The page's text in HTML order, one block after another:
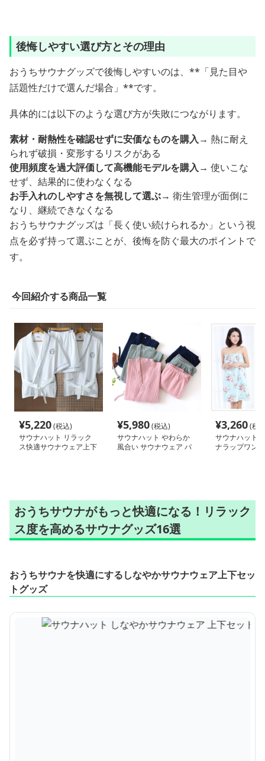
後悔しやすい選び方とその理由
おうちサウナグッズで後悔しやすいのは、**「見た目や
話題性だけで選んだ場合」**です。
具体的には以下のような選び方が失敗につながります。
素材・耐熱性を確認せずに安価なものを購入→ 熱に耐え
られず破損・変形するリスクがある
使用頻度を過大評価して高機能モデルを購入→ 使いこな
せず、結果的に使わなくなる
お手入れのしやすさを無視して選ぶ→ 衛生管理が面倒に
なり、継続できなくなる
おうちサウナグッズは「長く使い続けられるか」という視
点を必ず持って選ぶことが、後悔を防ぐ最大のポイントで
す。
今回紹介する商品一覧
¥5,220(税込)
サウナハット リラック
ス快適サウナウェア上下
¥5,980(税込)
サウナハット やわらか
風合い サウナウェア パ
¥3,260(税
サウナハット
ナラップワン
おうちサウナがもっと快適になる！リラック
ス度を高めるサウナグッズ16選
おうちサウナを快適にするしなやかサウナウェア上下セッ
トグッズ